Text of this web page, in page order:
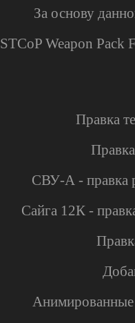
За основу
STCoP Weapon Pack
Правка
СВУ-А - правка
Сайга 12К -
Анимированные